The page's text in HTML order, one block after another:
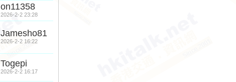
on11358
2026-2-2 23:28
Jamesho81
2026-2-2 16:22
Togepi
2026-2-2 16:17